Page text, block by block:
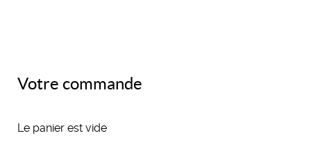
Votre commande
Le panier est vide